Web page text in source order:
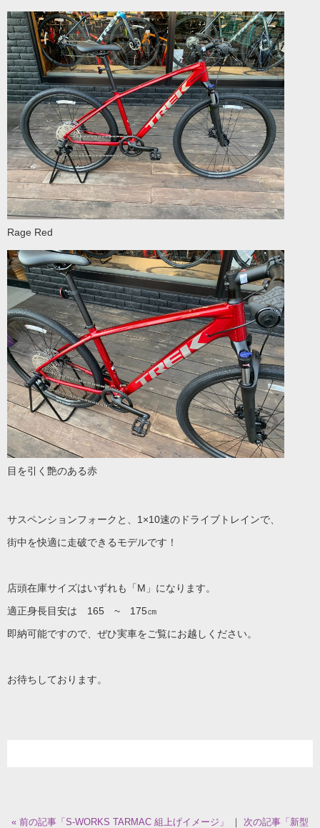
Rage Red
目を引く艶のある赤
サスペンションフォークと、1×10速のドライブトレインで、
街中を快適に走破できるモデルです！
店頭在庫サイズはいずれも「M」になります。
適正身長目安は 165 ~ 175㎝
即納可能ですので、ぜひ実車をご覧にお越しください。
お待ちしております。
« 前の記事「S-WORKS TARMAC 組上げイメージ」 ｜ 次の記事「新型